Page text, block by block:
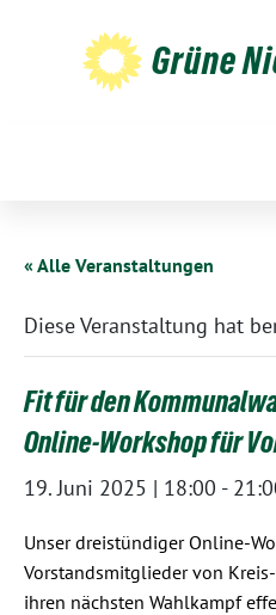
Grüne
« Alle Veranstaltungen
Diese Veranstaltung hat
Fit für den
Online-Workshop für
19. Juni 2025 | 18:00 -
Unser dreistündiger Online-
Vorstandsmitglieder von
ihren nächsten Wahlkampf